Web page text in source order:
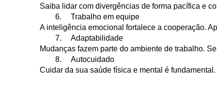
Saiba lidar com divergências de forma pacífica e
6.
Trabalho em equipe
A inteligência emocional fortalece a cooperação.
7.
Adaptabilidade
Mudanças fazem parte do ambiente de trabalho.
8.
Autocuidado
Cuidar da sua saúde física e mental é